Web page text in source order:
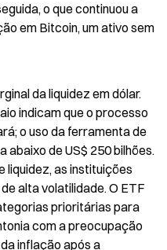
o que continuou a
em Bitcoin, um ativo sem
da liquidez em dólar.
indicam que o processo
o uso da ferramenta de
abaixo de US$ 250 bilhões.
liquidez, as instituições
alta volatilidade. O ETF
prioritárias para
com a preocupação
inflação após a